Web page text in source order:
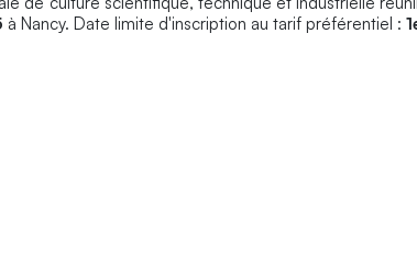
à Nancy. Date limite d'inscription au tarif préférentiel :